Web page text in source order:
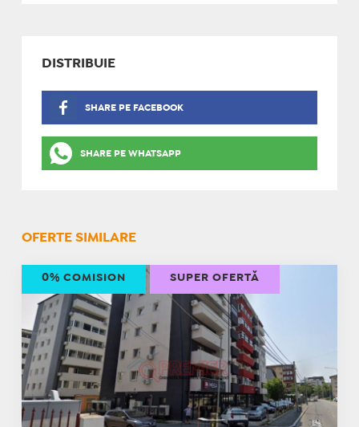
DISTRIBUIE
SHARE PE FACEBOOK
SHARE PE WHATSAPP
OFERTE SIMILARE
0% COMISION SUPER OFERTĂ